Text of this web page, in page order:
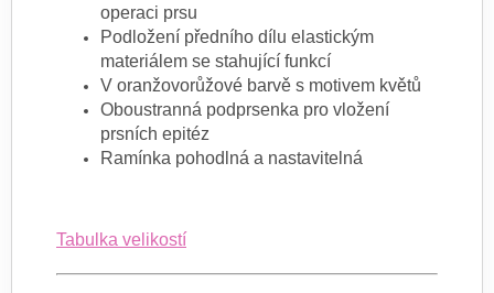
operaci prsu
Podložení předního dílu elastickým
materiálem se stahující funkcí
V oranžovorůžové barvě s motivem květů
Oboustranná podprsenka pro vložení
prsních epitéz
Ramínka pohodlná a nastavitelná
Tabulka velikostí